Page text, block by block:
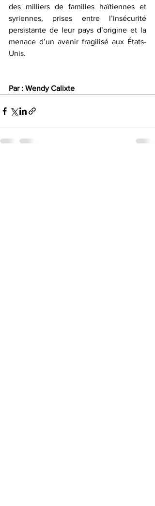
des milliers de familles haïtiennes et
syriennes, prises entre l’insécurité
persistante de leur pays d’origine et la
menace d’un avenir fragilisé aux États-
Unis.
Par : Wendy Calixte